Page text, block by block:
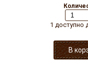
1 доступно